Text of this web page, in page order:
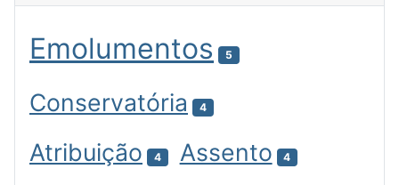
Emolumentos 5
Conservatória 4
Atribuição 4 Assento 4